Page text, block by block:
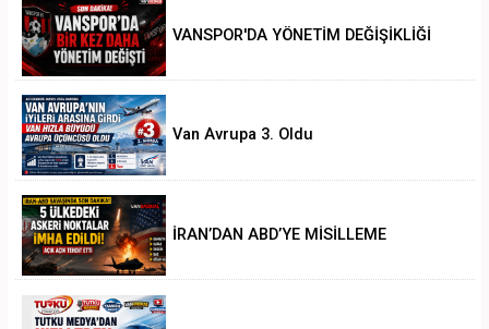
VANSPOR'DA YÖNETİM DEĞİŞİKLİĞİ
Van Avrupa 3. Oldu
İRAN’DAN ABD’YE MİSİLLEME